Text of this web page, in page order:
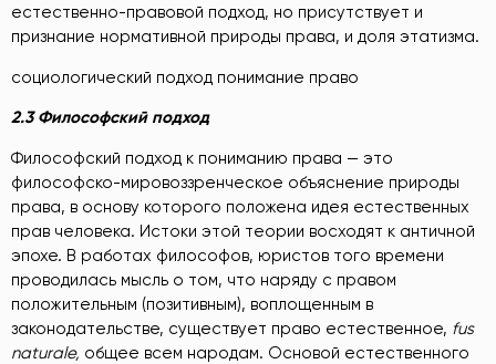
естественно-правовой подход, но присутствует и
признание нормативной природы права, и доля этатизма.
социологический подход понимание право
2.3 Философский подход
Философский подход к пониманию права — это
философско-мировоззренческое объяснение природы
права, в основу которого положена идея естественных
прав человека. Истоки этой теории восходят к античной
эпохе. В работах философов, юристов того времени
проводилась мысль о том, что наряду с правом
положительным (позитивным), воплощенным в
законодательстве, существует право естественное, fus
naturale, общее всем народам. Основой естественного